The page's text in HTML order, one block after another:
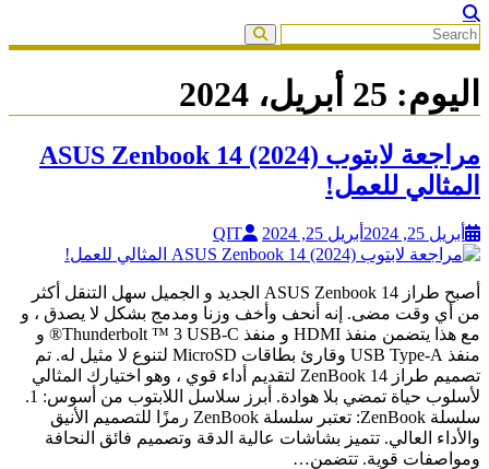
اليوم: 25 أبريل، 2024
مراجعة لابتوب ASUS Zenbook 14 (2024)
المثالي للعمل!
أبريل 25, 2024 أبريل 25, 2024 QIT
أصبح طراز ASUS Zenbook 14 الجديد و الجميل سهل التنقل أكثر
من أي وقت مضى. إنه أنحف وأخف وزنا ومدمج بشكل لا يصدق ، و
مع هذا يتضمن منفذ HDMI و منفذ Thunderbolt ™ 3 USB-C® و
منفذ USB Type-A وقارئ بطاقات MicroSD لتنوع لا مثيل له. تم
تصميم طراز ZenBook 14 لتقديم أداء قوي ، وهو اختيارك المثالي
لأسلوب حياة تمضي بلا هوادة. أبرز سلاسل اللابتوب من أسوس: 1.
سلسلة ZenBook: تعتبر سلسلة ZenBook رمزًا للتصميم الأنيق
والأداء العالي. تتميز بشاشات عالية الدقة وتصميم فائق النحافة
ومواصفات قوية. تتضمن…